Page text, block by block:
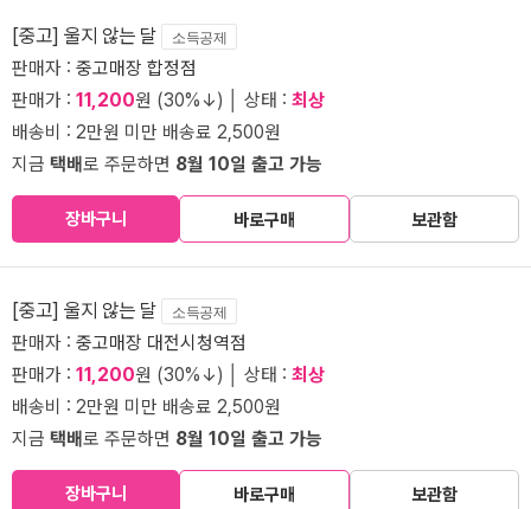
[중고] 울지 않는 달 소득공제
판매자 : 중고매장 합정점
판매가 : 11,200원 (30%↓) │ 상태 : 최상
배송비 : 2만원 미만 배송료 2,500원
지금 택배로 주문하면 8월 10일 출고 가능
장바구니 바로구매 보관함
[중고] 울지 않는 달 소득공제
판매자 : 중고매장 대전시청역점
판매가 : 11,200원 (30%↓) │ 상태 : 최상
배송비 : 2만원 미만 배송료 2,500원
지금 택배로 주문하면 8월 10일 출고 가능
장바구니 바로구매 보관함